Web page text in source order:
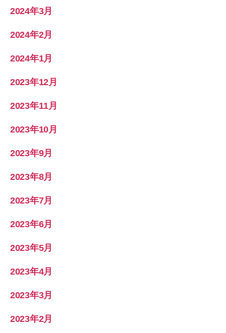
2024年3月
2024年2月
2024年1月
2023年12月
2023年11月
2023年10月
2023年9月
2023年8月
2023年7月
2023年6月
2023年5月
2023年4月
2023年3月
2023年2月